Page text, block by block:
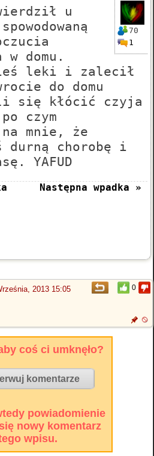
70
1
u
w domu.
leki i zalecił
do domu
się kłócić czyja
czym
mnie, że
durną chorobę i
YAFUD
Następna wpadka »
0
2013 15:05
coś ci umknęło?
powiadomienie
nowy komentarz
wpisu.